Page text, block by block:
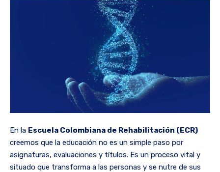
En la Escuela Colombiana de Rehabilitación (ECR)
creemos que la educación no es un simple paso por
asignaturas, evaluaciones y títulos. Es un proceso vital y
situado que transforma a las personas y se nutre de sus